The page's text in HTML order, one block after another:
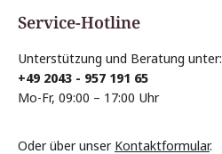
Service-Hotline
Unterstützung und Beratung unter:
+49 2043 - 957 191 65
Mo-Fr, 09:00 – 17:00 Uhr
Oder über unser Kontaktformular.